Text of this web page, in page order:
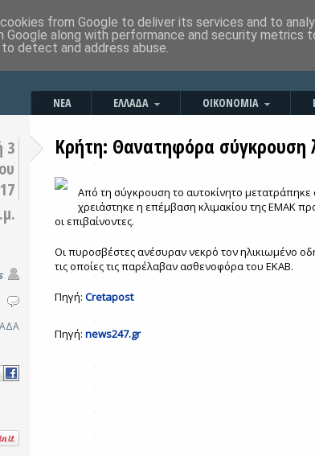
ΝΕΑ ΕΛΛΑΔΑ ΟΙΚΟΝΟΜΙΑ
3
Κρήτη: Θανατηφόρα σύγκρουση
Από τη σύγκρουση το αυτοκίνητο
χρειάστηκε η επέμβαση κλιμακίου της ΕΜΑΚ
οι επιβαίνοντες.
Οι πυροσβέστες ανέσυραν νεκρό τον ηλικιωμένο
τις οποίες τις παρέλαβαν ασθενοφόρα του ΕΚΑΒ.
Πηγή: Cretapost
Πηγή: news247.gr
from Google to deliver its services and to
Google along with performance and security metrics
detect and address abuse.